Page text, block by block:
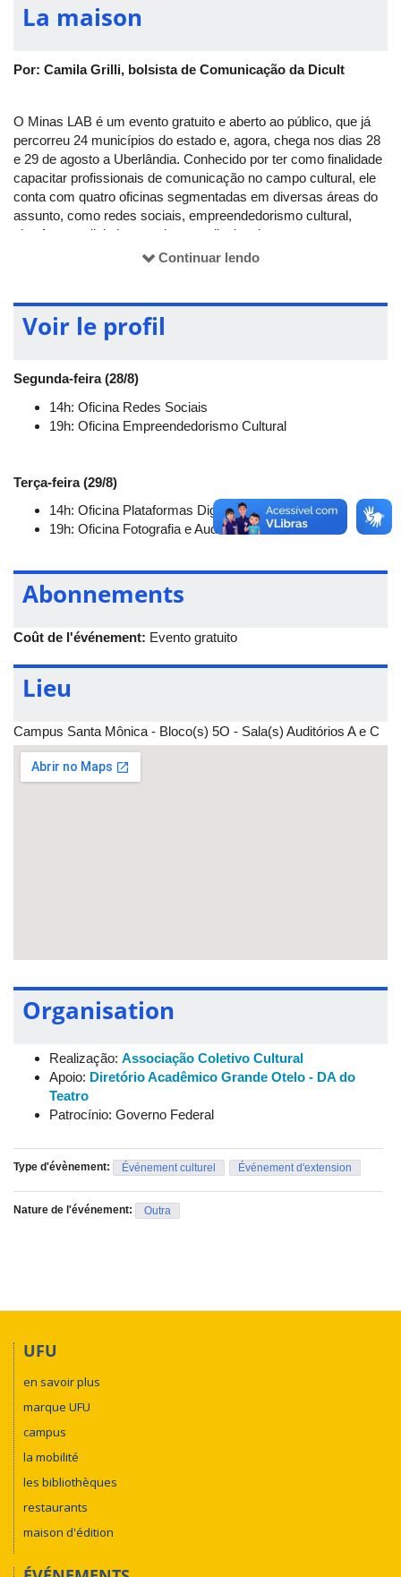
La maison
Por: Camila Grilli, bolsista de Comunicação da Dicult
O Minas LAB é um evento gratuito e aberto ao público, que já
percorreu 24 municípios do estado e, agora, chega nos dias 28
e 29 de agosto a Uberlândia. Conhecido por ter como finalidade
capacitar profissionais de comunicação no campo cultural, ele
conta com quatro oficinas segmentadas em diversas áreas do
assunto, como redes sociais, empreendedorismo cultural,
plataformas digitais e produtos audiovisuais.
O Minas LAB será sediado no Campus Santa Mônica da UFU.
da Mídia Ninja. Para participar das oficinas, basta se inscrever
no linkportaldafloresta.org/minas-lab
Continuar lendo
Voir le profil
Segunda-feira (28/8)
14h: Oficina Redes Sociais
19h: Oficina Empreendedorismo Cultural
Terça-feira (29/8)
14h: Oficina Plataformas Digitais
19h: Oficina Fotografia e Audiovisual
Abonnements
Coût de l'événement: Evento gratuito
Lieu
Campus Santa Mônica - Bloco(s) 5O - Sala(s) Auditórios A e C
Organisation
Realização: Associação Coletivo Cultural
Apoio: Diretório Acadêmico Grande Otelo - DA do
Teatro
Patrocínio: Governo Federal
Type d'évènement: Événement culturel Événement d'extension
Nature de l'événement: Outra
UFU
en savoir plus
marque UFU
campus
la mobilité
les bibliothèques
restaurants
maison d'édition